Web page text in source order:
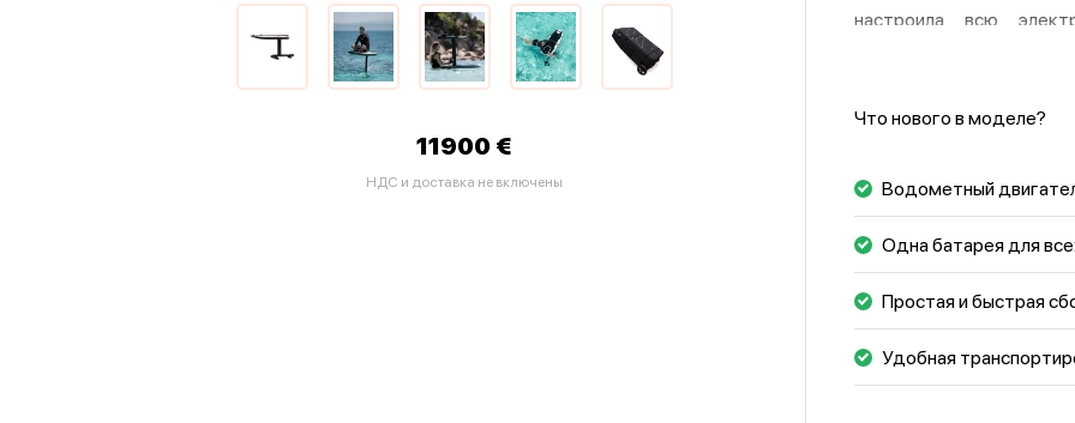
11900 €
НДС и доставка не включены
настроила всю
ощущения во время
повороты на
релаксом.
Что нового в моделе?
Водометный
Одна батарея для
Простая и быстрая
Удобная